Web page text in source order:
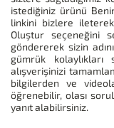
istediğiniz ürünü
linkini bizlere
Oluştur seçeneğini
göndererek sizin
gümrük
alışverişinizi
bilgilerden ve
öğrenebilir, olası
yanıt alabilirsiniz.